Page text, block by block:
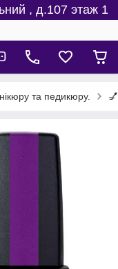
, д.107 этаж 1
та педикюру.